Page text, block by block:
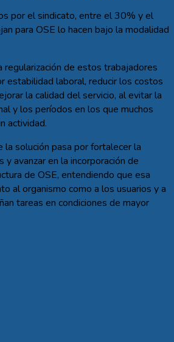
por el sindicato, entre el 30% y el
para OSE lo hacen bajo la modalidad
regularización de estos trabajadores
estabilidad laboral, reducir los costos
la calidad del servicio, al evitar la
y los períodos en los que muchos
actividad.
la solución pasa por fortalecer la
y avanzar en la incorporación de
de OSE, entendiendo que esa
al organismo como a los usuarios y a
tareas en condiciones de mayor